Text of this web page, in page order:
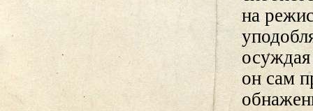
на
он сам